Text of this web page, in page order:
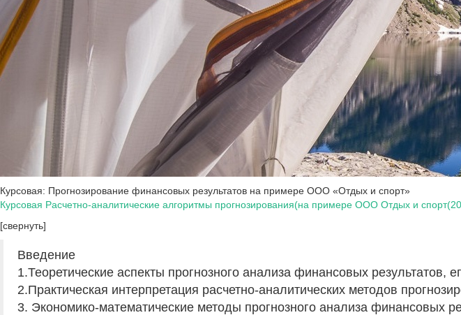
Курсовая: Прогнозирование финансовых результатов на примере ООО «Отдых и спорт»
Курсовая Расчетно-аналитические алгоритмы прогнозирования(на примере ООО Отдых и
[свернуть]
Введение
1.Теоретические аспекты прогнозного анализа финансовых результатов,
2.Практическая интерпретация расчетно-аналитических методов
3. Экономико-математические методы прогнозного анализа финансовых